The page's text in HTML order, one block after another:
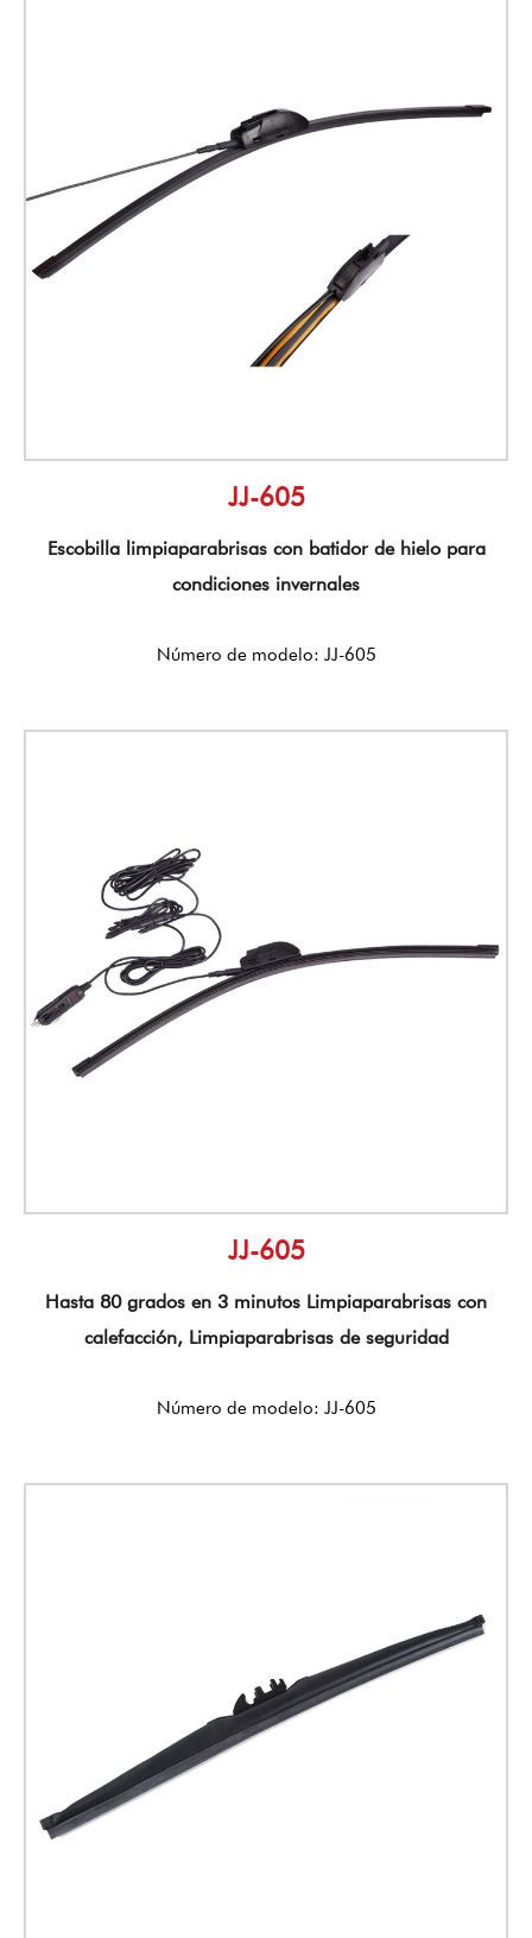
JJ-605
Escobilla limpiaparabrisas con batidor de hielo para
condiciones invernales
Número de modelo: JJ-605
JJ-605
Hasta 80 grados en 3 minutos Limpiaparabrisas con
calefacción, Limpiaparabrisas de seguridad
Número de modelo: JJ-605